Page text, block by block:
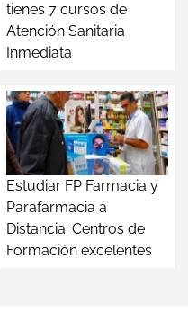
tienes 7 cursos de
Atención Sanitaria
Inmediata
Estudiar FP Farmacia y
Parafarmacia a
Distancia: Centros de
Formación excelentes